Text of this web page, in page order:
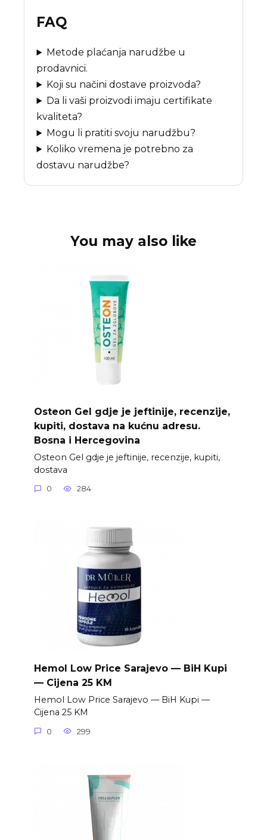
FAQ
Metode plaćanja narudžbe u
prodavnici.
Koji su načini dostave proizvoda?
Da li vaši proizvodi imaju certifikate
kvaliteta?
Mogu li pratiti svoju narudžbu?
Koliko vremena je potrebno za
dostavu narudžbe?
You may also like
Osteon Gel gdje je jeftinije, recenzije,
kupiti, dostava na kućnu adresu.
Bosna i Hercegovina
Osteon Gel gdje je jeftinije, recenzije, kupiti,
dostava
0 284
Hemol Low Price Sarajevo — BiH Kupi
— Cijena 25 KM
Hemol Low Price Sarajevo — BiH Kupi —
Cijena 25 KM
0 299